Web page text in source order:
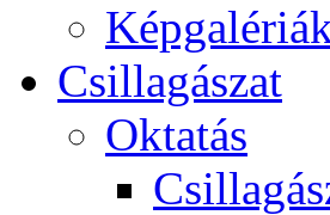
Csil­la­gá­szat
Ok­ta­tás